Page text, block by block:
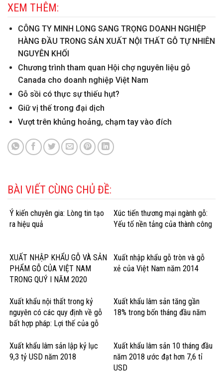
XEM THÊM:
CÔNG TY MINH LONG SANG TRỌNG DOANH NGHIỆP
HÀNG ĐẦU TRONG SẢN XUẤT NỘI THẤT GỖ TỰ NHIÊN
NGUYÊN KHỐI
Chương trình tham quan Hội chợ nguyên liệu gỗ
Canada cho doanh nghiệp Việt Nam
Gỗ sồi có thực sự thiếu hụt?
Giữ vị thế trong đại dịch
Vượt trên khủng hoảng, chạm tay vào đích
BÀI VIẾT CÙNG CHỦ ĐỀ:
Ý kiến chuyên gia: Lòng tin tạo
ra hiệu quả
Xúc tiến thương mại ngành gỗ:
Yếu tố nền tảng của thành công
XUẤT NHẬP KHẨU GỖ VÀ SẢN
PHẨM GỖ CỦA VIỆT NAM
TRONG QUÝ I NĂM 2020
Xuất nhập khẩu gỗ tròn và gỗ
xẻ của Việt Nam năm 2014
Xuất khẩu nội thất trong kỷ
nguyên có các quy định về gỗ
bất hợp pháp: Lợi thế của gỗ
Xuất khẩu lâm sản tăng gần
18% trong bốn tháng đầu năm
Xuất khẩu lâm sản lập kỷ lục
9,3 tỷ USD năm 2018
Xuất khẩu lâm sản 10 tháng đầu
năm 2018 ước đạt hơn 7,6 tỉ
USD